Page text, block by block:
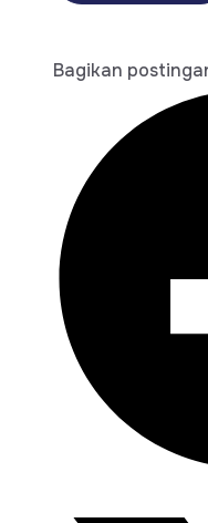
Bagikan